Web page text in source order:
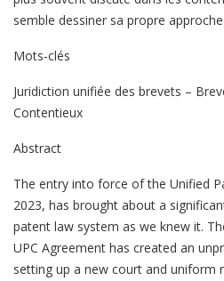
semble dessiner sa propre approche.
Mots-clés
Juridiction unifiée des brevets –
Contentieux
Abstract
The entry into force of the Unified
2023, has brought about a
patent law system as we knew it.
UPC Agreement has created an
setting up a new court and uniform